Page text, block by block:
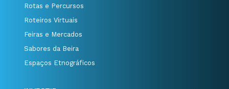
Rotas e Percursos
Roteiros Virtuais
Feiras e Mercados
Sabores da Beira
Espaços Etnográficos